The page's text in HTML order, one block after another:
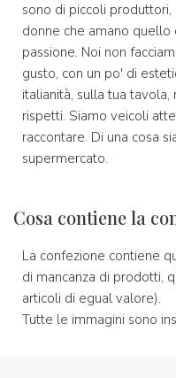
sono di piccoli
donne che amano
passione. Noi non
gusto, con un po' di
italianità, sulla tua tavola,
rispetti. Siamo veicoli
raccontare. Di una cosa
supermercato.
Cosa contiene la
La confezione contiene
di mancanza di prodotti,
articoli di egual valore).
Tutte le immagini sono